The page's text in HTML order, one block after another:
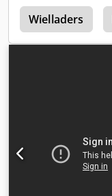
Wielladers